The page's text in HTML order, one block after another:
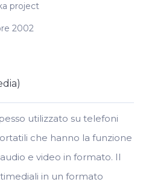
project
2002
utilizzato su telefoni
che hanno la funzione
e video in formato. Il
in un formato